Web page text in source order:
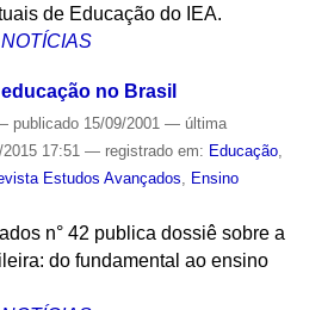
de Educação do IEA.
NOTÍCIAS
no Brasil
publicado15/09/2001 — última
17:51 — registrado em: Educação,
Estudos Avançados, Ensino
n° 42 publica dossiê sobre a
do fundamental ao ensino